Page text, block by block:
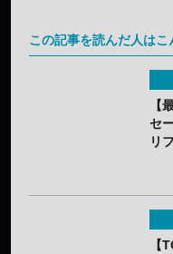
この記事を読んだ人は
【
セ
リ
【